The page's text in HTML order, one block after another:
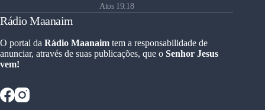
Atos 19:18
Rádio Maanaim
O portal da Rádio Maanaim tem a responsabilidade de
anunciar, através de suas publicações, que o Senhor Jesus
vem!